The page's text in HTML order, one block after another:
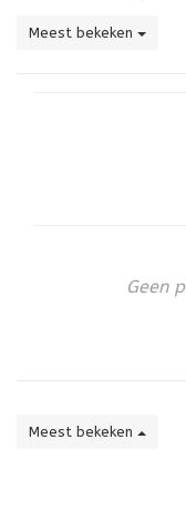
Meest bekeken
Geen
Meest bekeken